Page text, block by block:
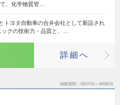
、化学物質管…
トヨタ自動車の合弁会社として新設され
クの技術力・品質と、…
詳細へ
掲載期間 26/07/16～26/08/19